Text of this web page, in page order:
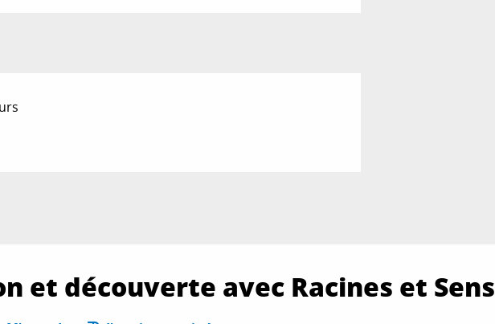
et découverte avec Racines et Sens